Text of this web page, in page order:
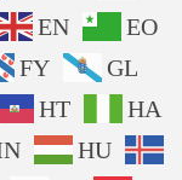
EN
EO
FY
GL
HT
HA
HU